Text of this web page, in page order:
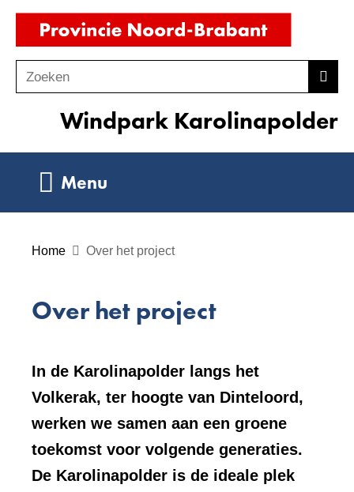
Ga
de
inhoud
o
Zoeken
Windpark Karolinapolder
Menu
Home Over het project
Over het project
In de Karolinapolder langs het
Volkerak, ter hoogte van Dinteloord,
werken we samen aan een groene
toekomst voor volgende generaties.
De Karolinapolder is de ideale plek